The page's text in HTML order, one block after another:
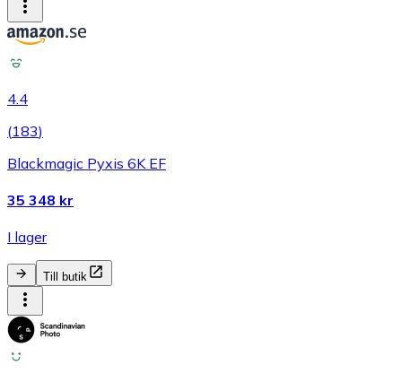
4.4
(183)
Blackmagic Pyxis 6K EF
35 348 kr
I lager
Till butik